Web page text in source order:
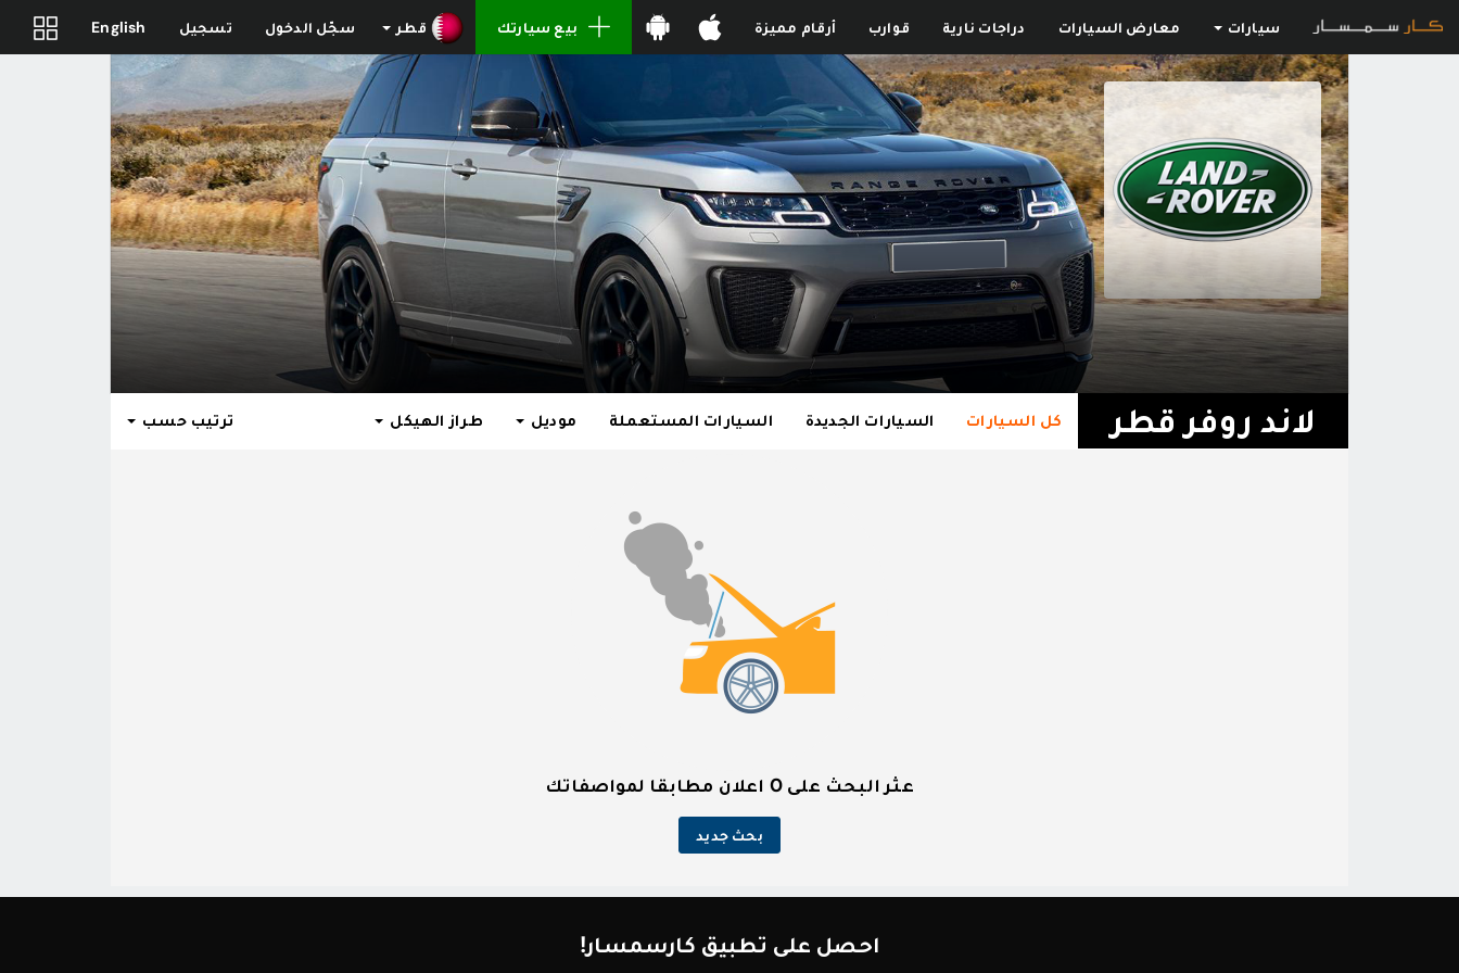
سيارات معارض السيارات دراجات نارية قوارب أرقام مميزة بيع سيارتك قطر سجّل الدخول تسجيل English
لاند روفر قطر كل السيارات السيارات الجديدة السيارات المستعملة موديل طراز الهيكل ترتيب حسب
عثر البحث على 0 اعلان مطابقا لمواصفاتك
بحث جديد
احصل على تطبيق كارسمسار!